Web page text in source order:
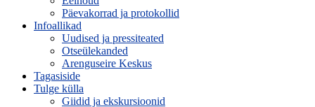
Päevakorrad ja protokollid
Infoallikad
Uudised ja pressiteated
Otseülekanded
Arenguseire Keskus
Tagasiside
Tulge külla
Giidid ja ekskursioonid